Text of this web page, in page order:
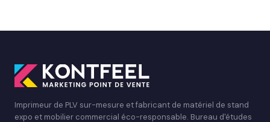
Imprimeur de PLV sur-mesure et fabricant de matériel de stand
expo et mobilier commercial éco-responsable. Bureau d'études